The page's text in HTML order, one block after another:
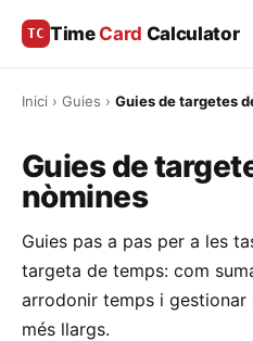
TC Time Card Calculator
Inici › Guies › Guies de targetes
Guies de
nòmines
Guies pas a pas per a les
targeta de temps: com
arrodonir temps i gestionar
més llargs.